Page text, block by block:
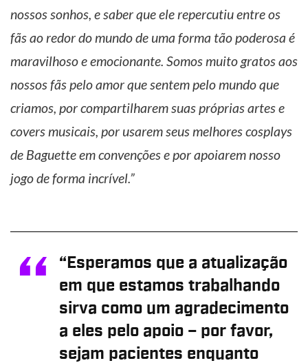
nossos sonhos, e saber que ele repercutiu entre os
fãs ao redor do mundo de uma forma tão poderosa é
maravilhoso e emocionante. Somos muito gratos aos
nossos fãs pelo amor que sentem pelo mundo que
criamos, por compartilharem suas próprias artes e
covers musicais, por usarem seus melhores cosplays
de Baguette em convenções e por apoiarem nosso
jogo de forma incrível.”
“Esperamos que a atualização
em que estamos trabalhando
sirva como um agradecimento
a eles pelo apoio – por favor,
sejam pacientes enquanto